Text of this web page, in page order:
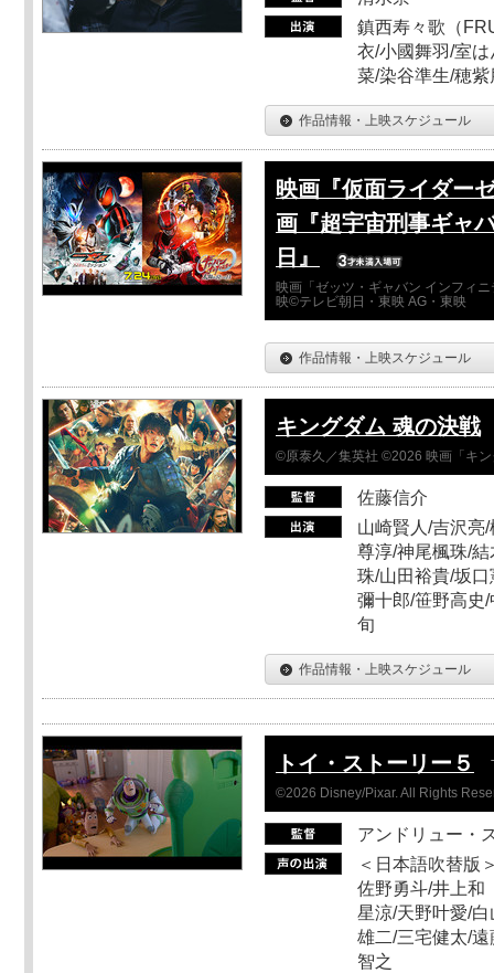
鎮西寿々歌（
衣/小國舞羽/室
菜/染谷準生/穂
作品情報・上映スケジュール
映画『仮面ライダー
画『超宇宙刑事ギャ
日』
映画「ゼッツ・ギャバン インフィ
映©テレビ朝日・東映 AG・東映
作品情報・上映スケジュール
キングダム 魂の決戦
©原泰久／集英社 ©2026 映画「キ
佐藤信介
山崎賢人/吉沢亮
尊淳/神尾楓珠/
珠/山田裕貴/坂
彌十郎/笹野高史
旬
作品情報・上映スケジュール
トイ・ストーリー５
©2026 Disney/Pixar. All Rights
アンドリュー・
＜日本語吹替版
佐野勇斗/井上和
星涼/天野叶愛/
雄二/三宅健太/
智之